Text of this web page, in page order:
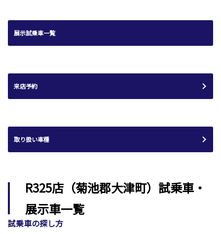
展示試乗車一覧
来店予約
取り扱い車種
R325店（菊池郡大津町）試乗車・
展示車一覧
試乗車の探し方